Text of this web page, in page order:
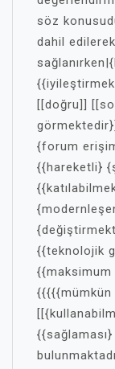
söz
dahil
[[doğru]]
{forum
{{hareketli}
{{teknolojik
{{{{{mümkün